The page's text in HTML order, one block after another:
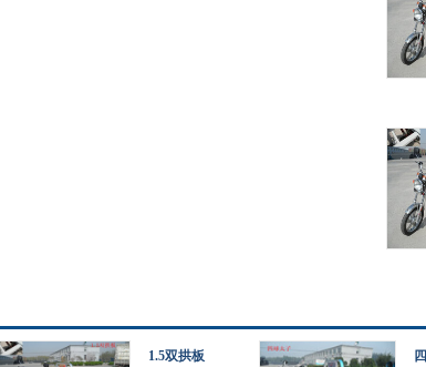
1.5双拱板